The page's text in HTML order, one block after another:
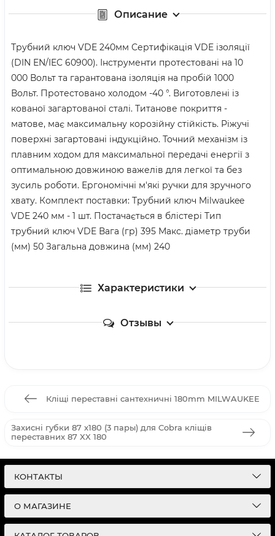
Описание
Трубний ключ VDE 240мм Сертифікація VDE ізоляції
(DIN EN/IEC 60900). Інструменти протестовані на 10
000 Вольт та гарантована ізоляція на пробій 1000
Вольт. Протестовано холодом -40 °. Виготовлені із
кованої загартованої сталі. Титанове покриття -
матове, має максимальну корозійну стійкість. Ріжучі
поверхні загартовані індукційно. Точний механізм із
плавним ходом для максимальної передачі енергії з
оптимальною довжиною важелів для легкої та без
зусиль роботи. Ергономічні м'які ручки для зручного
хвату. Комплект поставки: Трубний ключ Milwaukee
VDE 240 мм - 1 шт. Постачається в блістері Тип
трубний ключ VDE Вага (гр) 395 Макс. діаметр труби
(мм) 50 Загальна довжина (мм) 240
Характеристики
Отзывы
Кліщі переставні сантехничні 180mm MILWAUKEE
Захисні губки 87 x180 (3 пары) для Cobra кліщів
переставних 87 XX 180
КОНТАКТЫ
О МАГАЗИНЕ